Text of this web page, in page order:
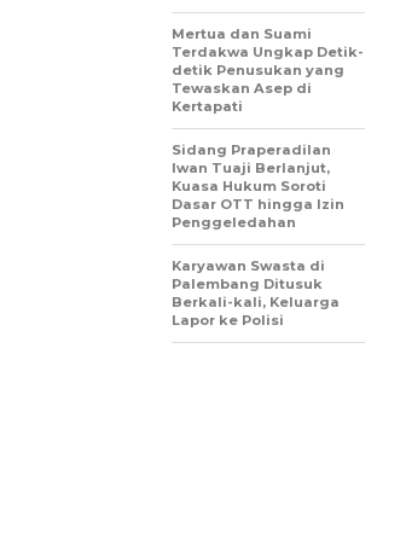
Mertua dan Suami
Terdakwa Ungkap Detik-
detik Penusukan yang
Tewaskan Asep di
Kertapati
Sidang Praperadilan
Iwan Tuaji Berlanjut,
Kuasa Hukum Soroti
Dasar OTT hingga Izin
Penggeledahan
Karyawan Swasta di
Palembang Ditusuk
Berkali-kali, Keluarga
Lapor ke Polisi